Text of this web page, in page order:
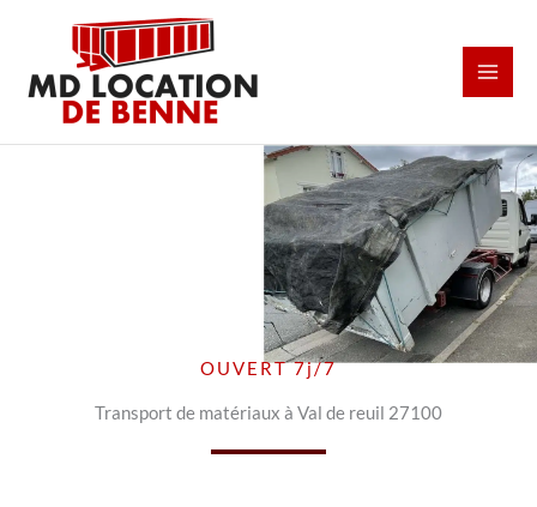
contenu
OUVERT 7j/7
Transport de matériaux à Val de reuil 27100